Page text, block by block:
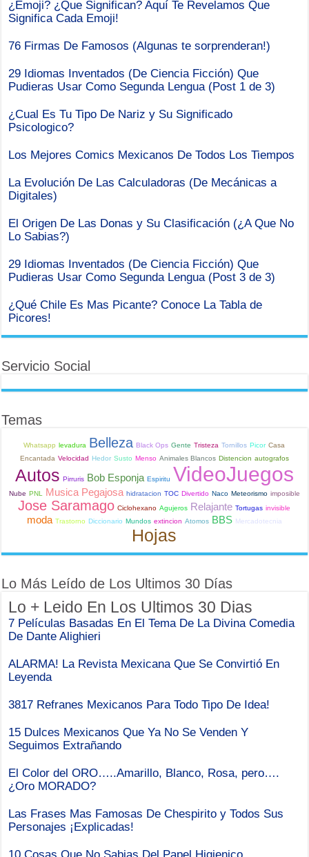
¿Emoji? ¿Que Significan? Aquí Te Revelamos Que
Significa Cada Emoji!
76 Firmas De Famosos (Algunas te sorprenderan!)
29 Idiomas Inventados (De Ciencia Ficción) Que
Pudieras Usar Como Segunda Lengua (Post 1 de 3)
¿Cual Es Tu Tipo De Nariz y Su Significado
Psicologico?
Los Mejores Comics Mexicanos De Todos Los Tiempos
La Evolución De Las Calculadoras (De Mecánicas a
Digitales)
El Origen De Las Donas y Su Clasificación (¿A Que No
Lo Sabias?)
29 Idiomas Inventados (De Ciencia Ficción) Que
Pudieras Usar Como Segunda Lengua (Post 3 de 3)
¿Qué Chile Es Mas Picante? Conoce La Tabla de
Picores!
Servicio Social
Temas
Whatsapp levadura Belleza Black Ops Gente Tristeza Tornillos Picor Casa
Encantada Velocidad Hedor Susto Menso Animales Blancos Distencion autografos
Autos Pirruris Bob Esponja Espiritu VideoJuegos
Nube PNL Musica Pegajosa hidratacion TOC Divertido Naco Meteorismo imposible
Jose Saramago Ciclohexano Agujeros Relajante Tortugas invisible
moda Trastorno Diccionario Mundos extincion Atomos BBS Mercadotecnia
Hojas
Lo Más Leído de Los Ultimos 30 Días
Lo + Leido En Los Ultimos 30 Dias
7 Películas Basadas En El Tema De La Divina Comedia
De Dante Alighieri
ALARMA! La Revista Mexicana Que Se Convirtió En
Leyenda
3817 Refranes Mexicanos Para Todo Tipo De Idea!
15 Dulces Mexicanos Que Ya No Se Venden Y
Seguimos Extrañando
El Color del ORO…..Amarillo, Blanco, Rosa, pero….
¿Oro MORADO?
Las Frases Mas Famosas De Chespirito y Todos Sus
Personajes ¡Explicadas!
10 Cosas Que No Sabias Del Papel Higienico